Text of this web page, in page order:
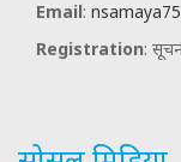
Email:
Registration: